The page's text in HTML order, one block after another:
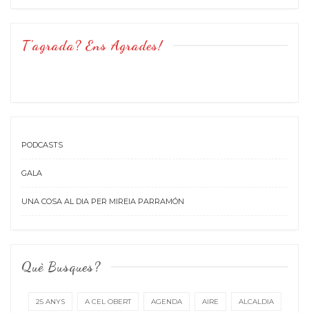
T’agrada? Ens Agrades!
PODCASTS
GALA
UNA COSA AL DIA PER MIREIA PARRAMÓN
Què Busques?
25 ANYS A CEL OBERT AGENDA AIRE ALCALDIA